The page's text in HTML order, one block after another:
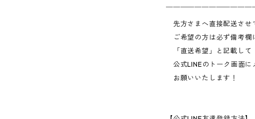
￣￣￣￣￣￣￣￣￣￣￣￣
先方さまへ直接配送させ
ご希望の方は必ず備考欄
「直送希望」と記載して
公式LINEのトーク画面に
お願いいたします！